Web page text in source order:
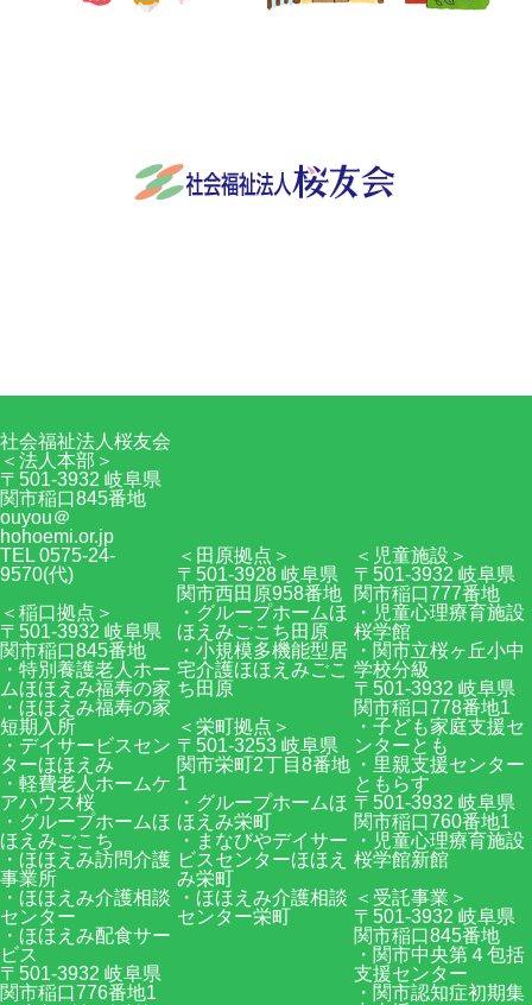
社会福祉法人桜友会
＜法人本部＞
〒501-3932 岐阜県
関市稲口845番地
ouyou＠
hohoemi.or.jp
TEL 0575-24-
9570(代)
＜稲口拠点＞
〒501-3932 岐阜県
関市稲口845番地
・特別養護老人ホー
ムほほえみ福寿の家
・ほほえみ福寿の家
短期入所
・デイサービスセン
ターほほえみ
・軽費老人ホームケ
アハウス桜
・グループホームほ
ほえみごこち
・ほほえみ訪問介護
事業所
・ほほえみ介護相談
センター
・ほほえみ配食サー
ビス
〒501-3932 岐阜県
関市稲口776番地1
＜田原拠点＞
〒501-3928 岐阜県
関市西田原958番地
・グループホームほ
ほえみごこち田原
・小規模多機能型居
宅介護ほほえみごこ
ち田原
＜栄町拠点＞
〒501-3253 岐阜県
関市栄町2丁目8番地
1
・グループホームほ
ほえみ栄町
・まなびやデイサー
ビスセンターほほえ
み栄町
・ほほえみ介護相談
センター栄町
＜児童施設＞
〒501-3932 岐阜県
関市稲口777番地
・児童心理療育施設
桜学館
・関市立桜ヶ丘小中
学校分級
〒501-3932 岐阜県
関市稲口778番地1
・子ども家庭支援セ
ンターとも
・里親支援センター
ともらす
〒501-3932 岐阜県
関市稲口760番地1
・児童心理療育施設
桜学館新館
＜受託事業＞
〒501-3932 岐阜県
関市稲口845番地
・関市中央第４包括
支援センター
・関市認知症初期集